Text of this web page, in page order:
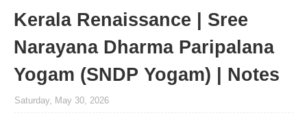
Kerala Renaissance | Sree
Narayana Dharma Paripalana
Yogam (SNDP Yogam) | Notes
Saturday, May 30, 2026